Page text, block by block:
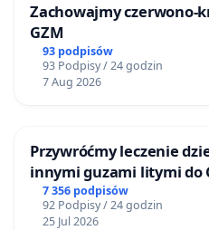
Zachowajmy czerwono-
GZM
93 podpisów
93 Podpisy / 24 godzin
7 Aug 2026
Przywróćmy leczenie
innymi guzami litymi do
Centrum Zdrowia
7 356 podpisów
92 Podpisy / 24 godzin
25 Jul 2026